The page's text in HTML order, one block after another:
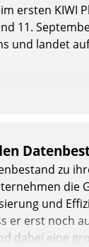
ersten KIWI
11.
und landet
zu
die
und
er erst noch
dabei eine